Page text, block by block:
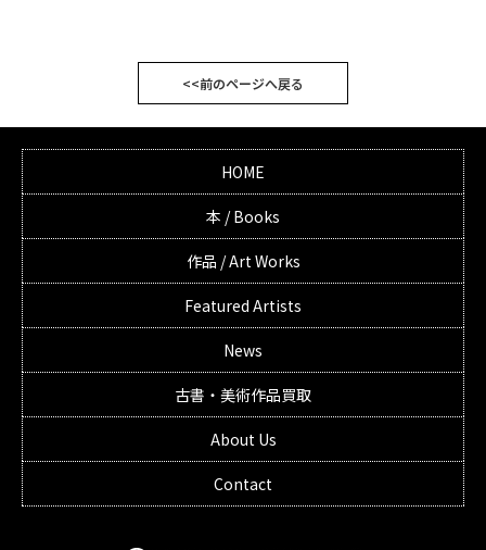
<<前のページへ戻る
HOME
本 / Books
作品 / Art Works
Featured Artists
News
古書・美術作品買取
About Us
Contact